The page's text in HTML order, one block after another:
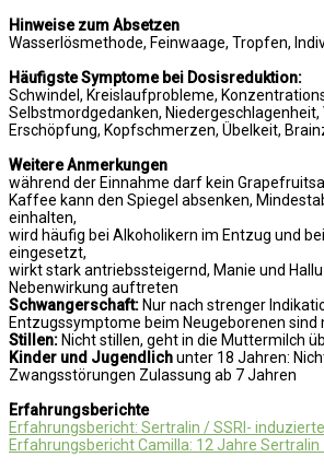
Hinweise zum Absetzen
Wasserlösmethode, Feinwaage, Tropfen,
Häufigste Symptome bei Dosisreduktion:
Schwindel, Kreislaufprobleme,
Selbstmordgedanken,
Erschöpfung, Kopfschmerzen, Übelkeit,
Weitere Anmerkungen
während der Einnahme darf kein
Kaffee kann den Spiegel absenken,
einhalten,
wird häufig bei Alkoholikern im Entzug und
eingesetzt,
wirkt stark antriebssteigernd, Manie und
Nebenwirkung auftreten
Schwangerschaft: Nur nach strenger
Entzugssymptome beim Neugeborenen sind
Stillen: Nicht stillen, geht in die Muttermilch
Kinder und Jugendlichunter 18 Jahren:
Zwangsstörungen Zulassung ab 7 Jahren
Erfahrungsberichte
Erfahrungsbericht: Sertralin / SSRI-
Erfahrungsbericht Camilla: 12 Jahre